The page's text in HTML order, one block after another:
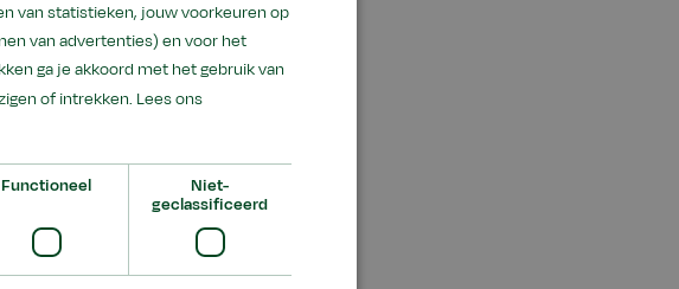
opnieuw ruim boven het
van statistieken, jouw voorkeuren op
van advertenties) en voor het
ga je akkoord met het gebruik van
of intrekken. Lees ons
Functioneel
Niet-
geclassificeerd